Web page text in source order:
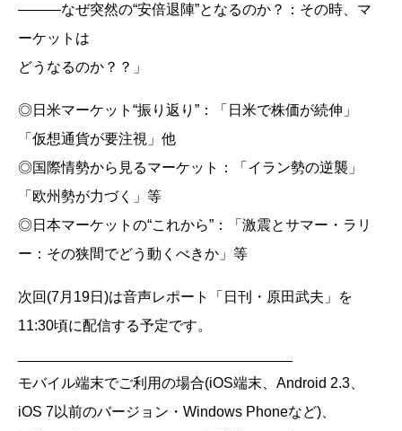
―――なぜ突然の“安倍退陣”となるのか？：その時、マ
ーケットは
どうなるのか？？」
◎日米マーケット“振り返り”：「日米で株価が続伸」
「仮想通貨が要注視」他
◎国際情勢から見るマーケット：「イラン勢の逆襲」
「欧州勢が力づく」等
◎日本マーケットの“これから”：「激震とサマー・ラリ
ー：その狭間でどう動くべきか」等
次回(7月19日)は音声レポート「日刊・原田武夫」を
11:30頃に配信する予定です。
モバイル端末でご利用の場合(iOS端末、Android 2.3、
iOS 7以前のバージョン・Windows Phoneなど)、